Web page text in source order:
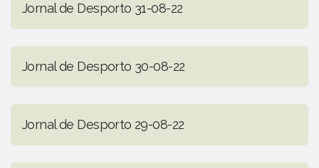
Jornal de Desporto 31-08-22
Jornal de Desporto 30-08-22
Jornal de Desporto 29-08-22